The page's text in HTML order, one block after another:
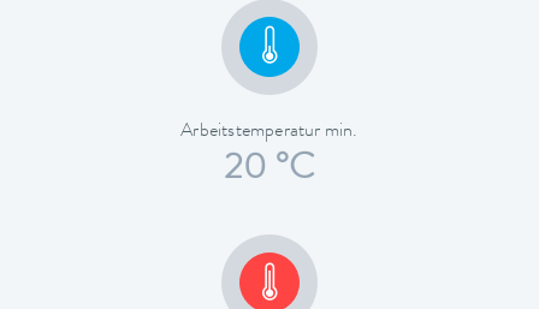
Arbeitstemperatur min.
20 °C